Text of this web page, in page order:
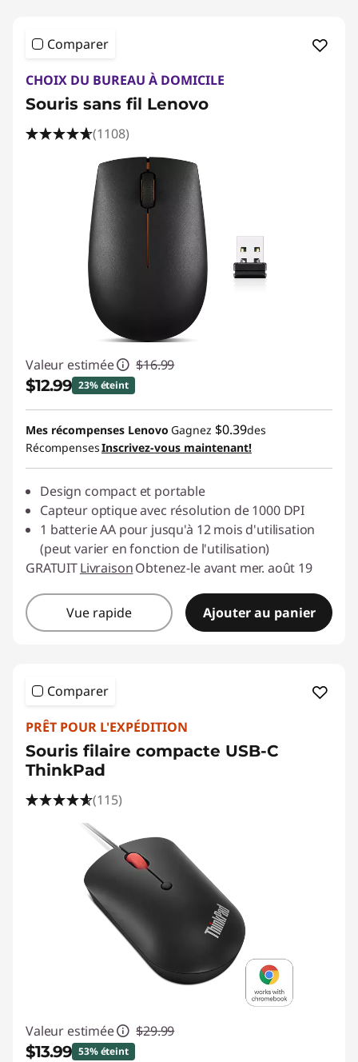
Comparer
CHOIX DU BUREAU À DOMICILE
Souris sans fil Lenovo
(1108)
Valeur estimée $16.99
$12.99 23% éteint
Économies instantanées :-$4.00
Mes récompenses Lenovo Gagnez $0.39des
RécompensesInscrivez-vous maintenant!
Design compact et portable
Capteur optique avec résolution de 1000 DPI
1 batterie AA pour jusqu'à 12 mois d'utilisation
(peut varier en fonction de l'utilisation)
GRATUITLivraisonObtenez-le avant mer. août 19
Vue rapide Ajouter au panier
Comparer
PRÊT POUR L'EXPÉDITION
Souris filaire compacte USB-C
ThinkPad
(115)
Valeur estimée $29.99
$13.99 53% éteint